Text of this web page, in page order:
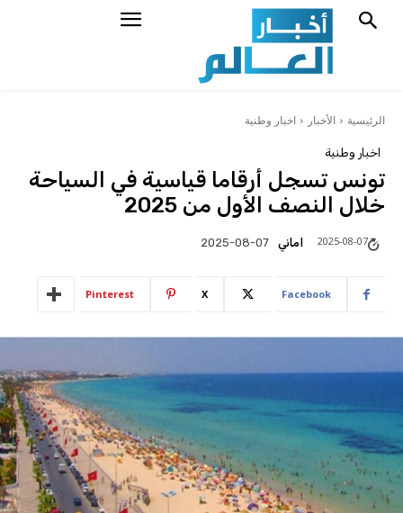
الرئيسية الأخبار اخبار وطنية
اخبار وطنية
تونس تسجل أرقاما قياسية في السياحة
خلال النصف الأول من 2025
اماني 2025-08-07 2025-08-07
Facebook
X
Pinterest